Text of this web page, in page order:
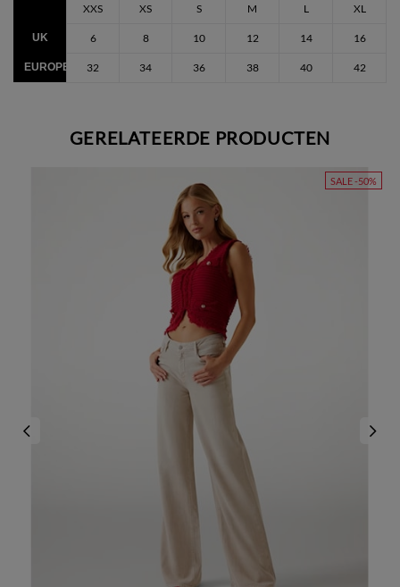
XXS XS S M L XL
UK 6 8 10 12 14 16
EUROPEES 32 34 36 38 40 42
GERELATEERDE PRODUCTEN
SALE -50%